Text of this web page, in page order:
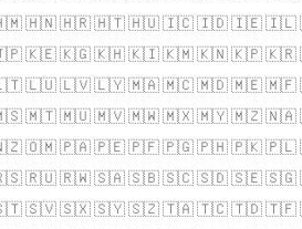
🇭🇳 🇭🇷 🇭🇹 🇭🇺 🇮🇨 🇮🇩 🇮🇪 🇮🇱
🇰🇪 🇰🇬 🇰🇭 🇰🇮 🇰🇲 🇰🇳 🇰🇵 🇰🇷
🇱🇺 🇱🇻 🇱🇾 🇲🇦 🇲🇨 🇲🇩 🇲🇪 🇲🇫
🇲🇹 🇲🇺 🇲🇻 🇲🇼 🇲🇽 🇲🇾 🇲🇿 🇳🇦
🇴🇲 🇵🇦 🇵🇪 🇵🇫 🇵🇬 🇵🇭 🇵🇰 🇵🇱
🇷🇺 🇷🇼 🇸🇦 🇸🇧 🇸🇨 🇸🇩 🇸🇪 🇸🇬
🇸🇻 🇸🇽 🇸🇾 🇸🇿 🇹🇦 🇹🇨 🇹🇩 🇹🇫